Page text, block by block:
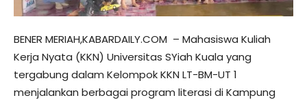
BENER MERIAH,KABARDAILY.COM – Mahasiswa Kuliah
Kerja Nyata (KKN) Universitas SYiah Kuala yang
tergabung dalam Kelompok KKN LT-BM-UT 1
menjalankan berbagai program literasi di Kampung